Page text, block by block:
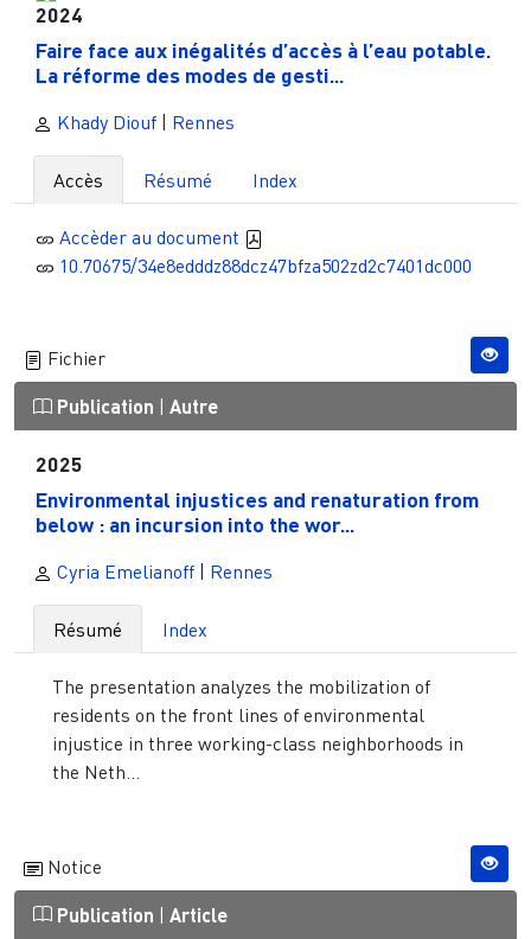
2024
Faire face aux inégalités d’accès à l’eau potable.
La réforme des modes de gesti...
Khady Diouf Rennes
Accès Résumé Index
Accèder au document
10.70675/34e8edddz88dcz47bfza502zd2c7401dc000
Fichier
Publication Autre
2025
Environmental injustices and renaturation from
below : an incursion into the wor...
Cyria Emelianoff | Rennes
Résumé Index
The presentation analyzes the mobilization of
residents on the front lines of environmental
injustice in three working-class neighborhoods in
the Neth...
Notice
Publication | Article